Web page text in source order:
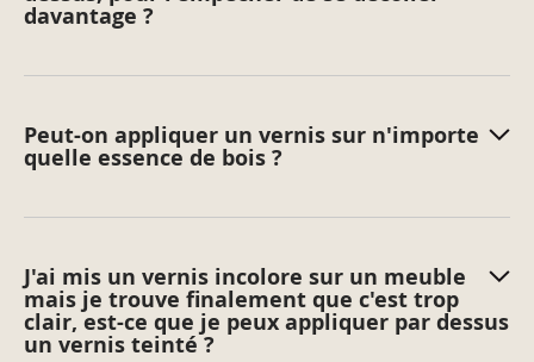
davantage ?
Peut-on appliquer un vernis sur n'importe
quelle essence de bois ?
J'ai mis un vernis incolore sur un meuble
mais je trouve finalement que c'est trop
clair, est-ce que je peux appliquer par dessus
un vernis teinté ?